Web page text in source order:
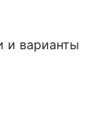
и варианты